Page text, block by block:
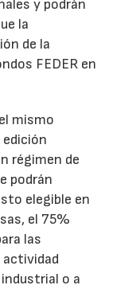
y podrán
la
de la
FEDER en
mismo
edición
régimen de
podrán
elegible en
el 75%
las
actividad
o a